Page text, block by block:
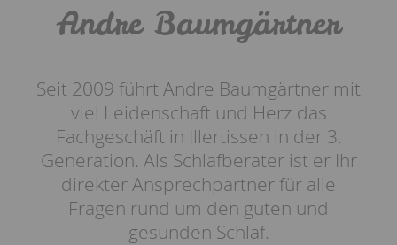
Andre Baumgärtner
Seit 2009 führt Andre Baumgärtner mit
viel Leidenschaft und Herz das
Fachgeschäft in Illertissen in der 3.
Generation. Als Schlafberater ist er Ihr
direkter Ansprechpartner für alle
Fragen rund um den guten und
gesunden Schlaf.